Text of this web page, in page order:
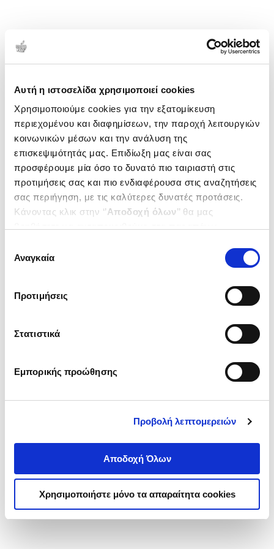
Αυτή η ιστοσελίδα χρησιμοποιεί cookies
Χρησιμοποιούμε cookies για την εξατομίκευση
περιεχομένου και διαφημίσεων, την παροχή λειτουργιών
κοινωνικών μέσων και την ανάλυση της
επισκεψιμότητάς μας. Επιδίωξη μας είναι σας
προσφέρουμε μία όσο το δυνατό πιο ταιριαστή στις
προτιμήσεις σας και πιο ενδιαφέρουσα στις αναζητήσεις
σας περιήγηση, με τις καλύτερες δυνατές προτάσεις.
Κάνοντας κλικ στην ‘’Αποδοχή όλων’’ θα μας
ενδιαφέρουν και να επιλέξετε από τα παρακάτω με την
΄΄και να ενημερωθείτε σχετικά με
συγκατάθεσης
Αναγκαία
Προτιμήσεις
Στατιστικά
Εμπορικής προώθησης
Προβολή λεπτομερειών
Αποδοχή Όλων
Χρησιμοποιήστε μόνο τα απαραίτητα cookies